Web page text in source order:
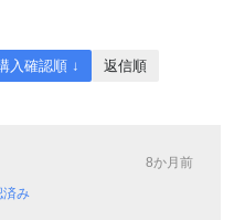
入確認順 ↓
返信順
済み
8か月前